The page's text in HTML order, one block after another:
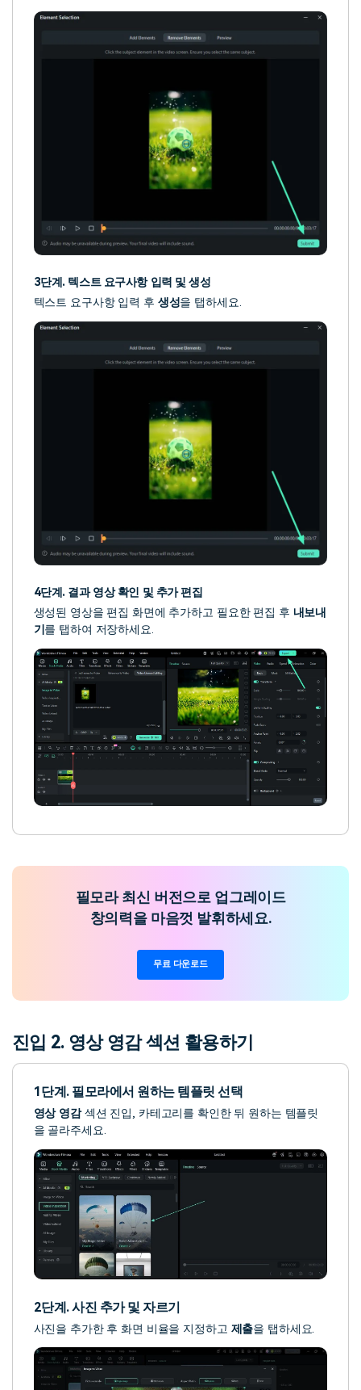
3단계. 텍스트 요구사항 입력 및 생성
텍스트 요구사항 입력 후 생성을 탭하세요.
4단계. 결과 영상 확인 및 추가 편집
생성된 영상을 편집 화면에 추가하고 필요한 편집 후 내보내
기 를 탭하여 저장하세요.
필모라 최신 버전으로 업그레이드
창의력을 마음껏 발휘하세요.
무료 다운로드
진입 2. 영상 영감 섹션 활용하기
1단계. 필모라에서 원하는 템플릿 선택
영상 영감섹션 진입, 카테고리를 확인한 뒤 원하는 템플릿
을 골라주세요.
2단계. 사진 추가 및 자르기
사진을 추가한 후 화면 비율을 지정하고 제출을 탭하세요.